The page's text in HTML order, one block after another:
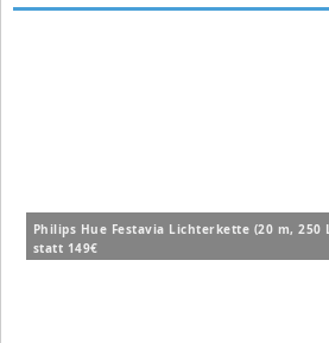
Philips Hue Festavia Lichterkette (20 m, 250
statt 149€